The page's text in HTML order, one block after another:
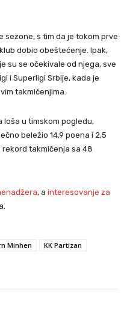
sezone, s tim da je tokom prve
dobio obeštećenje. Ipak,
su se očekivale od njega, sve
i Superligi Srbije, kada je
takmičenjima.
loša u timskom pogledu,
beležio 14,9 poena i 2,5
rekord takmičenja sa 48
, a interesovanje za
Minhen
KK Partizan